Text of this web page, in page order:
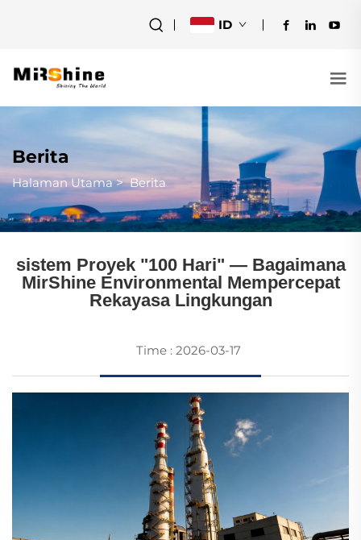
ID
Berita
Halaman Utama>Berita
sistem Proyek "100 Hari" — Bagaimana
MirShine Environmental Mempercepat
Rekayasa Lingkungan
Time : 2026-03-17